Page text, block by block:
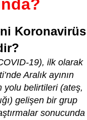
Koronavirüs
19), ilk olarak
Aralık ayının
yolu belirtileri (ateş,
gelişen bir grup
sonucunda